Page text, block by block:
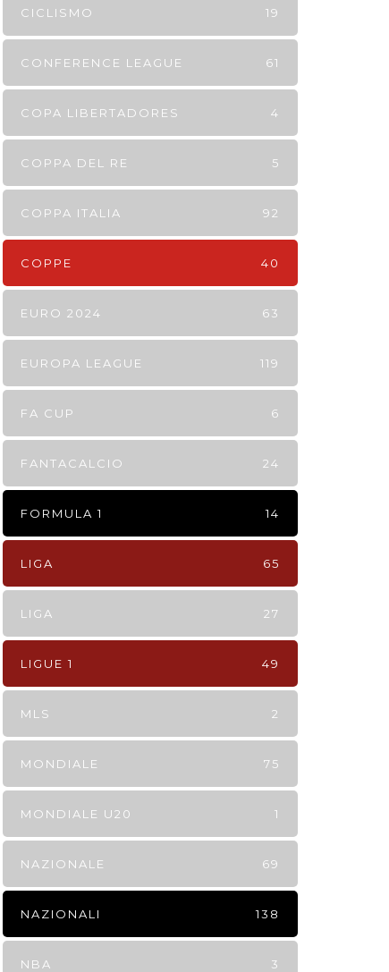
CICLISMO 19
CONFERENCE LEAGUE 61
COPA LIBERTADORES 4
COPPA DEL RE 5
COPPA ITALIA 92
COPPE 40
EURO 2024 63
EUROPA LEAGUE 119
FA CUP 6
FANTACALCIO 24
FORMULA 1 14
LIGA 65
LIGA 27
LIGUE 1 49
MLS 2
MONDIALE 75
MONDIALE U20 1
NAZIONALE 69
NAZIONALI 138
NBA 3